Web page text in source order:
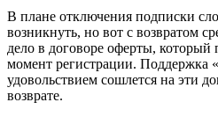
В плане отключения подписки
возникнуть, но вот с возвратом
дело в договоре оферты, который
момент регистрации. Поддержка
удовольствием сошлется на эти
возврате.